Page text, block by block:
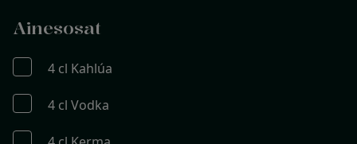
Ainesosat
4 cl Kahlúa
4 cl Vodka